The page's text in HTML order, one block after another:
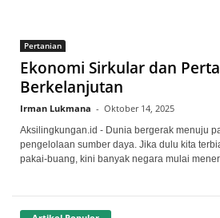
Pertanian
Ekonomi Sirkular dan
Berkelanjutan
Irman Lukmana - Oktober 14, 2025
Aksilingkungan.id - Dunia bergerak menuju
pengelolaan sumber daya. Jika dulu kita
pakai-buang, kini banyak negara mulai